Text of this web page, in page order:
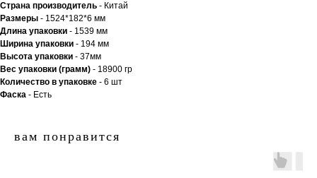
Страна производитель - Китай
Размеры - 1524*182*6 мм
Длина упаковки - 1539 мм
Ширина упаковки - 194 мм
Высота упаковки - 37мм
Вес упаковки (грамм) - 18900 гр
Количество в упаковке - 6 шт
Фаска - Есть
вам понравится